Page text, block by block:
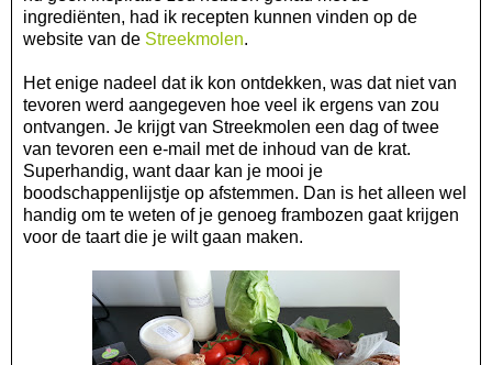
ingrediënten, had ik recepten kunnen vinden op de
website van de Streekmolen.
Het enige nadeel dat ik kon ontdekken, was dat niet van
tevoren werd aangegeven hoe veel ik ergens van zou
ontvangen. Je krijgt van Streekmolen een dag of twee
van tevoren een e-mail met de inhoud van de krat.
Superhandig, want daar kan je mooi je
boodschappenlijstje op afstemmen. Dan is het alleen wel
handig om te weten of je genoeg frambozen gaat krijgen
voor de taart die je wilt gaan maken.